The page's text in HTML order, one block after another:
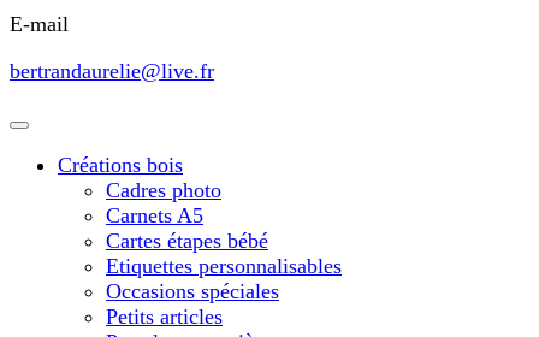
E-mail
bertrandaurelie@live.fr
Créations bois
Cadres photo
Carnets A5
Cartes étapes bébé
Etiquettes personnalisables
Occasions spéciales
Petits articles